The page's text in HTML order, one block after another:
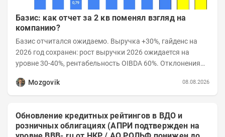
Базис: как отчет за 2 кв поменял взгляд на
компанию?
Базис отчитался ожидаемо. Выручка +30%, гайденс на
2026 год сохранен: рост выручки 2026 ожидается на
уровне 30-40%, рентабельность OIBDA 60%. Отклонения
Mozgovik
08.08.2026
Обновление кредитных рейтингов в ВДО и
розничных облигациях (АПРИ подтвержден на